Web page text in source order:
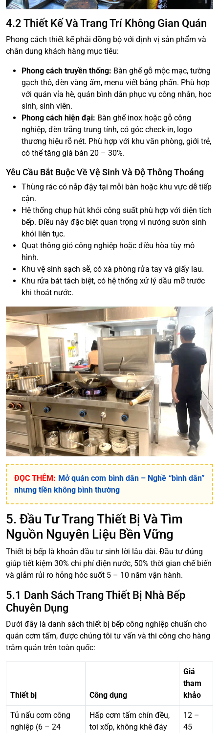
4.2 Thiết Kế Và Trang Trí Không Gian Quán
Phong cách thiết kế phải đồng bộ với định vị sản phẩm và
chân dung khách hàng mục tiêu:
Phong cách truyền thống: Bàn ghế gỗ mộc mạc, tường
gạch thô, đèn vàng ấm, menu viết bảng phấn. Phù hợp
với quán vỉa hè, quán bình dân phục vụ công nhân, học
sinh, sinh viên.
Phong cách hiện đại: Bàn ghế inox hoặc gỗ công
nghiệp, đèn trắng trung tính, có góc check-in, logo
thương hiệu rõ nét. Phù hợp với khu văn phòng, giới trẻ,
có thể tăng giá bán 20 – 30%.
Yêu Cầu Bắt Buộc Về Vệ Sinh Và Độ Thông Thoáng
Thùng rác có nắp đậy tại mỗi bàn hoặc khu vực dễ tiếp
cận.
Hệ thống chụp hút khói công suất phù hợp với diện tích
bếp. Điều này đặc biệt quan trọng vì nướng sườn sinh
khói liên tục.
Quạt thông gió công nghiệp hoặc điều hòa tùy mô
hình.
Khu vệ sinh sạch sẽ, có xà phòng rửa tay và giấy lau.
Khu rửa bát tách biệt, có hệ thống xử lý dầu mỡ trước
khi thoát nước.
ĐỌC THÊM: Mở quán cơm bình dân – Nghề “bình dân”
nhưng tiền không bình thường
5. Đầu Tư Trang Thiết Bị Và Tìm
Nguồn Nguyên Liệu Bền Vững
Thiết bị bếp là khoản đầu tư sinh lời lâu dài. Đầu tư đúng
giúp tiết kiệm 30% chi phí điện nước, 50% thời gian chế biến
và giảm rủi ro hỏng hóc suốt 5 – 10 năm vận hành.
5.1 Danh Sách Trang Thiết Bị Nhà Bếp
Chuyên Dụng
Dưới đây là danh sách thiết bị bếp công nghiệp chuẩn cho
quán cơm tấm, được chúng tôi tư vấn và thi công cho hàng
trăm quán trên toàn quốc:
Thiết bị Công dụng
Giá
tham
khảo
Tủ nấu cơm công
nghiệp (6 – 24
Hấp cơm tấm chín đều,
tơi xốp, không khê đáy
12 –
45